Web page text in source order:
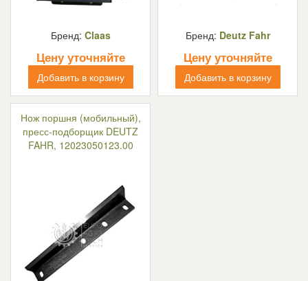
Бренд: Claas
Цену уточняйте
Добавить в корзину
Бренд: Deutz Fahr
Цену уточняйте
Добавить в корзину
Нож поршня (мобильный),
пресс-подборщик DEUTZ
FAHR, 12023050123.00